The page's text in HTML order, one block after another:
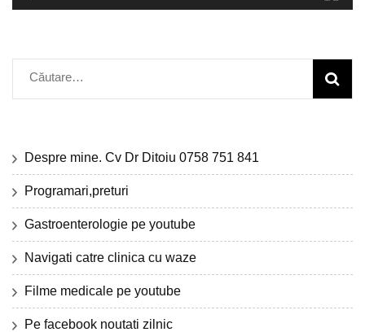
Caută
după:
Despre mine. Cv Dr Ditoiu 0758 751 841
Programari,preturi
Gastroenterologie pe youtube
Navigati catre clinica cu waze
Filme medicale pe youtube
Pe facebook noutati zilnic